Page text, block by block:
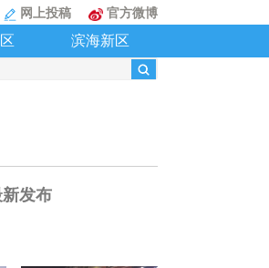
网上投稿 官方微博
滨海新区
发布